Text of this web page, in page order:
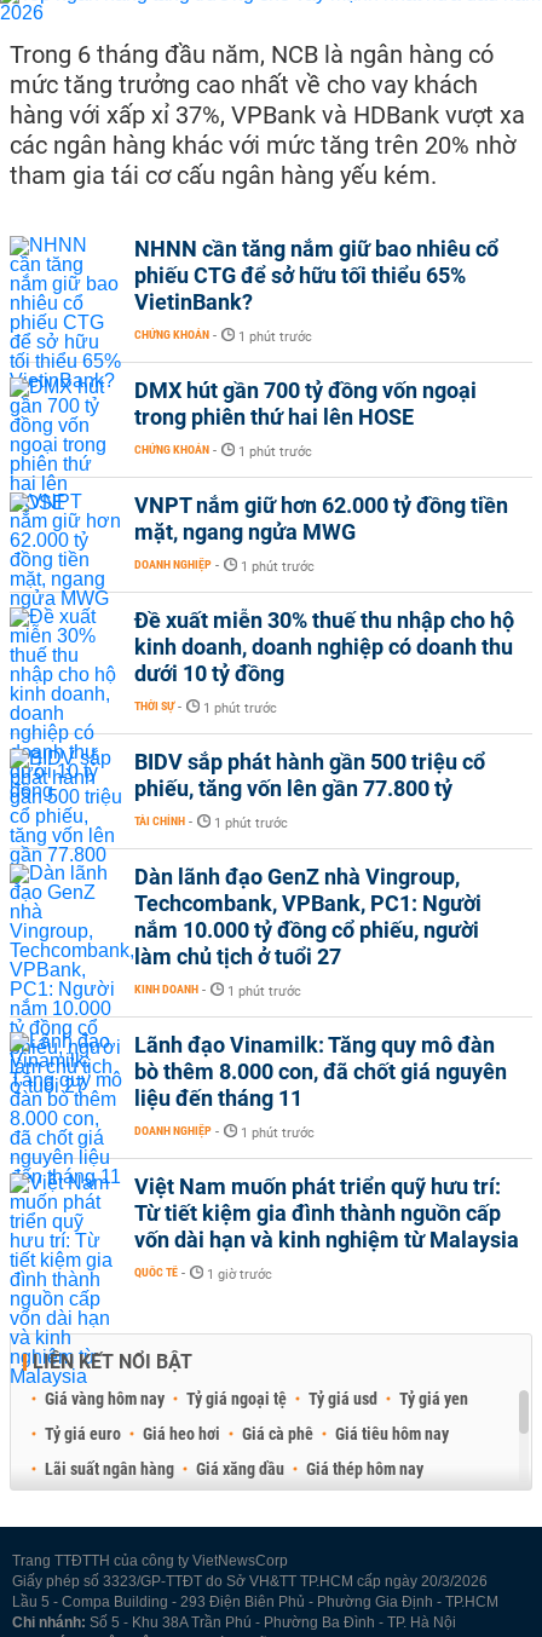
Trong 6 tháng đầu năm, NCB là ngân hàng có
mức tăng trưởng cao nhất về cho vay khách
hàng với xấp xỉ 37%, VPBank và HDBank vượt xa
các ngân hàng khác với mức tăng trên 20% nhờ
tham gia tái cơ cấu ngân hàng yếu kém.
NHNN cần tăng nắm giữ bao nhiêu cổ
phiếu CTG để sở hữu tối thiểu 65%
VietinBank?
CHỨNG KHOÁN - 1 phút trước
DMX hút gần 700 tỷ đồng vốn ngoại
trong phiên thứ hai lên HOSE
CHỨNG KHOÁN - 1 phút trước
VNPT nắm giữ hơn 62.000 tỷ đồng tiền
mặt, ngang ngửa MWG
DOANH NGHIỆP - 1 phút trước
Đề xuất miễn 30% thuế thu nhập cho hộ
kinh doanh, doanh nghiệp có doanh thu
dưới 10 tỷ đồng
THỜI SỰ - 1 phút trước
BIDV sắp phát hành gần 500 triệu cổ
phiếu, tăng vốn lên gần 77.800 tỷ
TÀI CHÍNH - 1 phút trước
Dàn lãnh đạo GenZ nhà Vingroup,
Techcombank, VPBank, PC1: Người
nắm 10.000 tỷ đồng cổ phiếu, người
làm chủ tịch ở tuổi 27
KINH DOANH - 1 phút trước
Lãnh đạo Vinamilk: Tăng quy mô đàn
bò thêm 8.000 con, đã chốt giá nguyên
liệu đến tháng 11
DOANH NGHIỆP - 1 phút trước
Việt Nam muốn phát triển quỹ hưu trí:
Từ tiết kiệm gia đình thành nguồn cấp
vốn dài hạn và kinh nghiệm từ Malaysia
QUỐC TẾ - 1 giờ trước
LIÊN KẾT NỔI BẬT
Giá vàng hôm nay Tỷ giá ngoại tệ Tỷ giá usd
Tỷ giá yen
Tỷ giá euro
Giá heo hơi Giá cà phê
Giá tiêu hôm nay
Lãi suất ngân hàng
Giá xăng dầu
Giá thép hôm nay
Trang TTĐTTH của công ty VietNewsCorp
Giấy phép số 3323/GP-TTĐT do Sở VH&TT TP.HCM cấp ngày 20/3/2026
Lầu 5 - Compa Building - 293 Điện Biên Phủ - Phường Gia Định - TP.HCM
Chi nhánh: Số 5 - Khu 38A Trần Phú - Phường Ba Đình - TP. Hà Nội